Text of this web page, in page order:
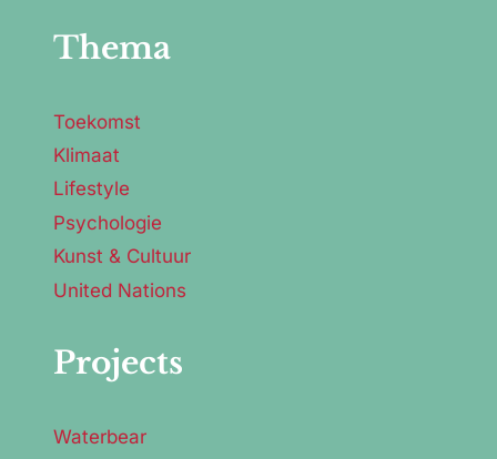
Thema
Toekomst
Klimaat
Lifestyle
Psychologie
Kunst & Cultuur
United Nations
Projects
Waterbear